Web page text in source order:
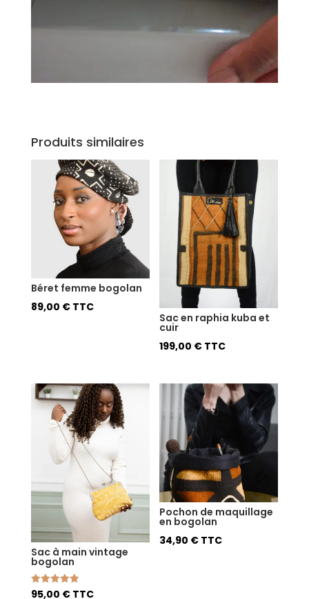
Produits similaires
Béret femme bogolan
89,00 € TTC
Sac en raphia kuba et
cuir
199,00 € TTC
Sac à main vintage
bogolan
Note
95,00 € TTC
Pochon de maquillage
en bogolan
34,90 € TTC